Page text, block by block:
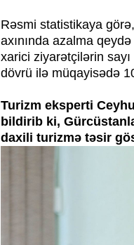
Rəsmi statistikaya
axınında azalma
xarici ziyarətçilərin
dövrü ilə müqayisədə
Turizm eksperti
bildirib ki,
daxili turizmə təsir